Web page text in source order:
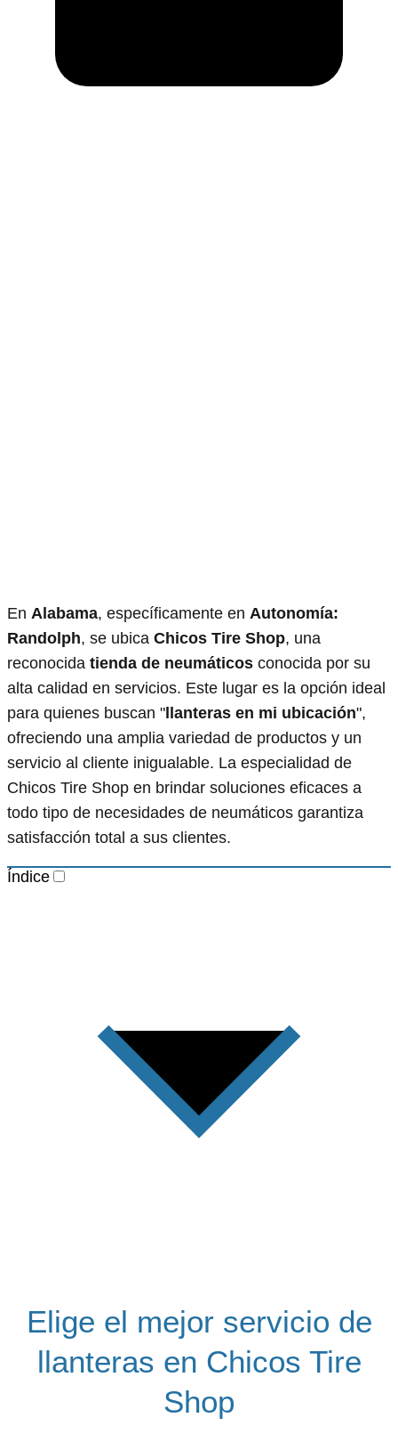
En Alabama, específicamente en Autonomía:
Randolph, se ubica Chicos Tire Shop, una
reconocida tienda de neumáticos conocida por su
alta calidad en servicios. Este lugar es la opción ideal
para quienes buscan " llanteras en mi ubicación",
ofreciendo una amplia variedad de productos y un
servicio al cliente inigualable. La especialidad de
Chicos Tire Shop en brindar soluciones eficaces a
todo tipo de necesidades de neumáticos garantiza
satisfacción total a sus clientes.
Índice
Elige el mejor servicio de
llanteras en Chicos Tire
Shop